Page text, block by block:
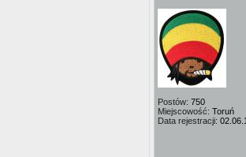
Postów: 750
Miejscowość: Toruń
Data rejestracji: